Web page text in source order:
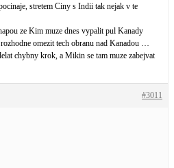
stretem Ciny s Indii tak nejak v te
ze Kim muze dnes vypalit pul Kanady
omezit tech obranu nad Kanadou …
chybny krok, a Mikin se tam muze zabejvat
#3011